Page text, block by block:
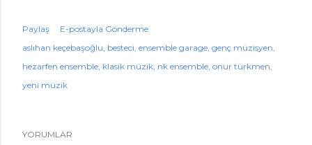
Paylaş
E-postayla Gönderme
aslıhan keçebaşoğlu besteci ensemble garage genç müzisyen
hezarfen ensemble klasik müzik nk ensemble onur türkmen
yeni müzik
YORUMLAR